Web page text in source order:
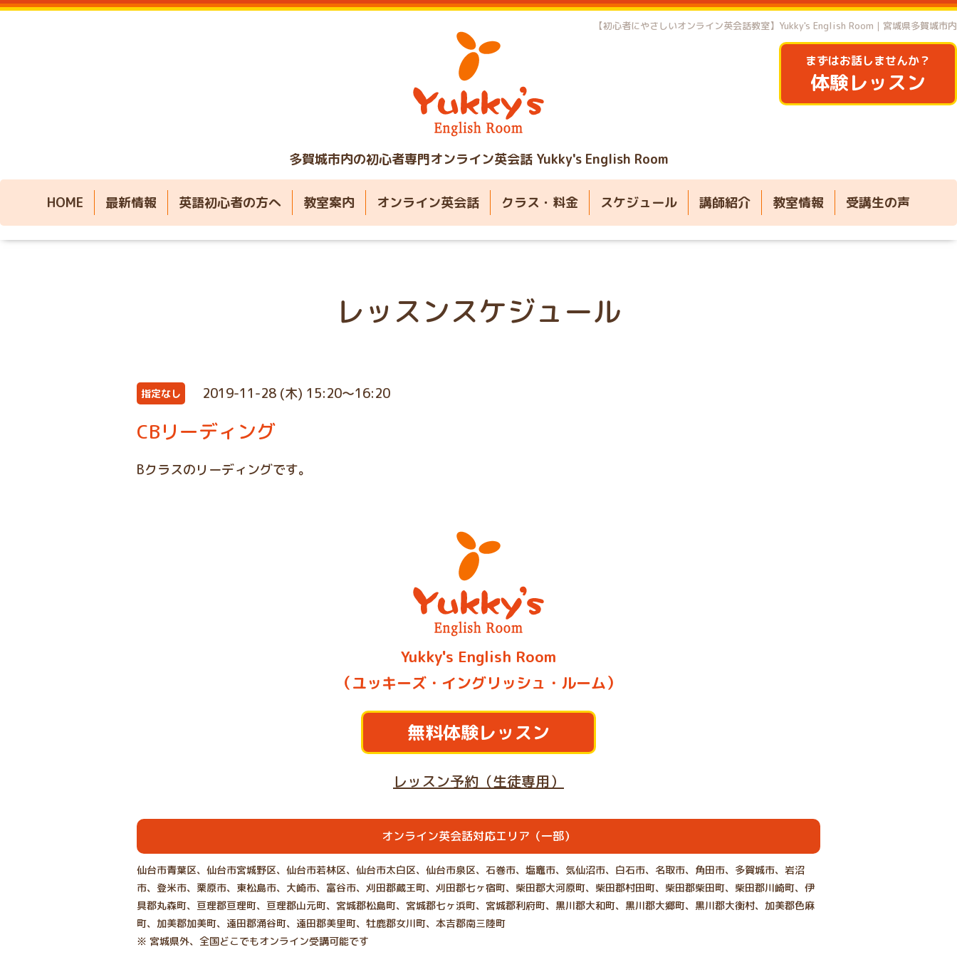
多賀城市内の初心者専門オンライン英会話 Yukky's English Room
【初心者にやさしいオンライン英会話教室】Yukky's English Room｜宮城県多賀城市内
まずはお話しませんか？
体験レッスン
HOME 最新情報 英語初心者の方へ 教室案内 オンライン英会話 クラス・料金 スケジュール 講師紹介 教室情報 受講生の声
レッスンスケジュール
指定なし 2019-11-28 (木) 15:20～16:20
CBリーディング
Bクラスのリーディングです。
Yukky's English Room
（ユッキーズ・イングリッシュ・ルーム）
無料体験レッスン
レッスン予約（生徒専用）
オンライン英会話対応エリア（一部）
仙台市青葉区、仙台市宮城野区、仙台市若林区、仙台市太白区、仙台市泉区、石巻市、塩竈市、気仙沼市、白石市、名取市、角田市、多賀城市、岩沼
市、登米市、栗原市、東松島市、大崎市、富谷市、刈田郡蔵王町、刈田郡七ヶ宿町、柴田郡大河原町、柴田郡村田町、柴田郡柴田町、柴田郡川崎町、伊
具郡丸森町、亘理郡亘理町、亘理郡山元町、宮城郡松島町、宮城郡七ヶ浜町、宮城郡利府町、黒川郡大和町、黒川郡大郷町、黒川郡大衡村、加美郡色麻
町、加美郡加美町、遠田郡涌谷町、遠田郡美里町、牡鹿郡女川町、本吉郡南三陸町
※ 宮城県外、全国どこでもオンライン受講可能です